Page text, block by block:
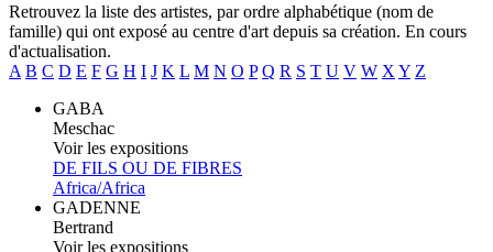
Retrouvez la liste des artistes, par ordre alphabétique (nom de
famille) qui ont exposé au centre d'art depuis sa création. En cours
d'actualisation.
A B C D E F G H I J K L M N O P Q R S T U V W X Y Z
GABA
Meschac
Voir les expositions
DE FILS OU DE FIBRES
Africa/Africa
GADENNE
Bertrand
Voir les expositions